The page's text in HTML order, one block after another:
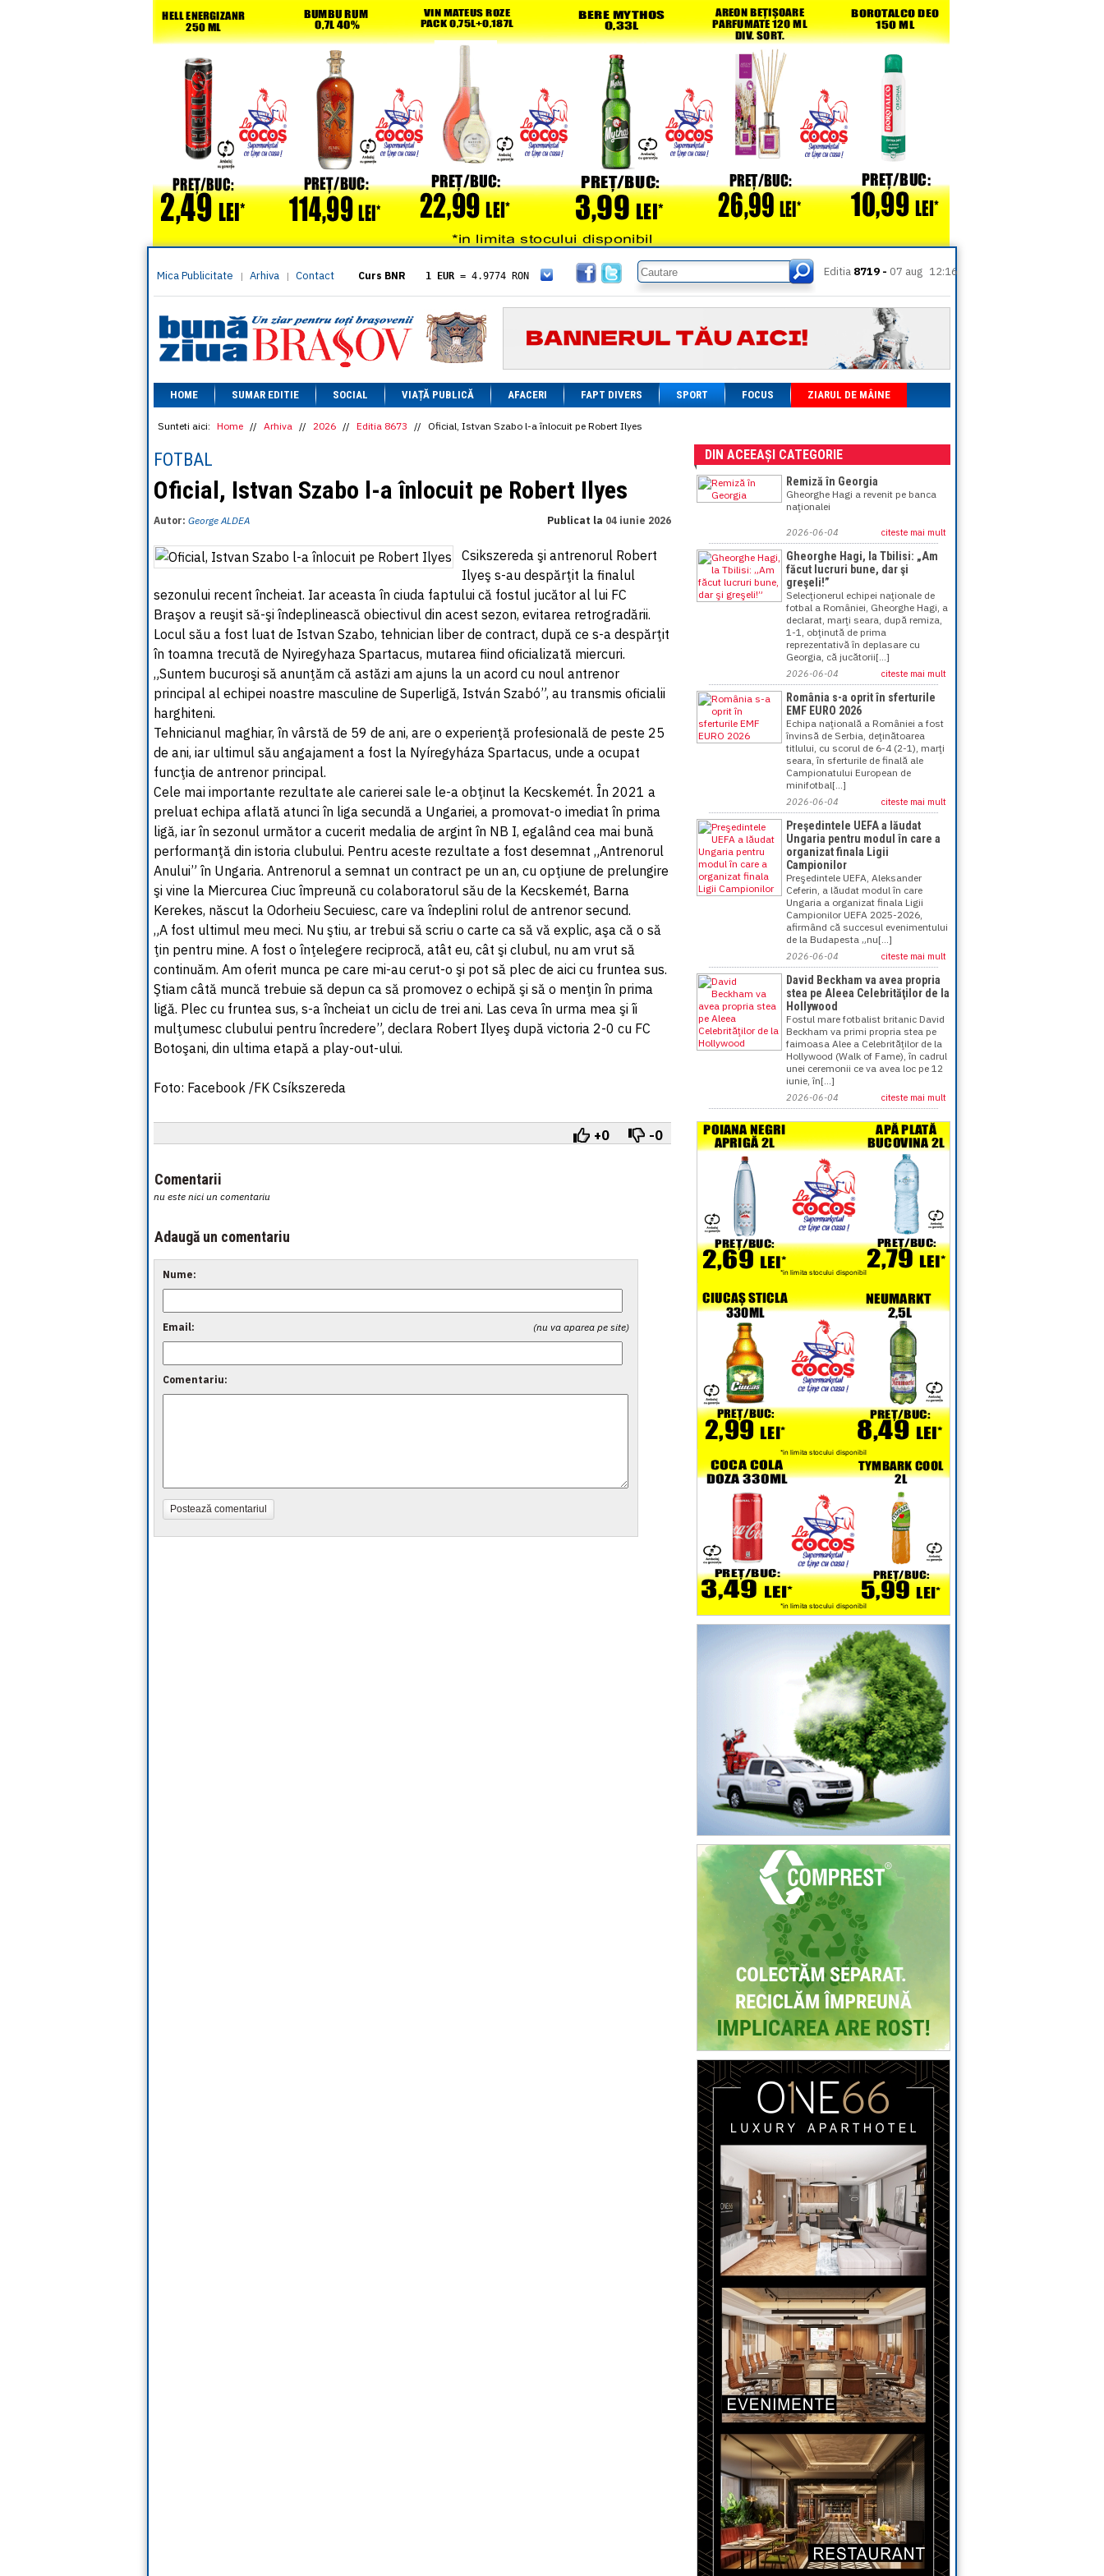
Mica Publicitate | Arhiva | Contact Curs BNR 1 EUR = 4.9774 RON
= 5.8304 RON
1 XAU= 464.4611 RON
1 AED= 1.1933 RON
1 AUD= 2.7957 RON
1 BGN= 2.5449 RON
1 CAD= 3.1559 RON
1 CHF= 5.2813 RON
1 CNY= 0.6015 RON
1 HUF= 1.2223 RON
1 INR= 0.0513 RON
1 MXN
= 0.2227 RON
1 NOK = 0.4191 RON
1 NZD
= 2.6097 RON
1 PLN= 1.1646 RON
1 RSD= 0.0425 RON
1 RUB= 0.0530 RON
= 0.4526 RON
1 TRY= 0.1141 RON
1 UAH= 0.1048 RON
1 XDR= 5.9383 RON
Editia 8719 - 07 aug 12:16
HOME SUMAR EDITIE SOCIAL VIAȚĂ PUBLICĂ AFACERI FAPT DIVERS SPORT FOCUS ZIARUL DE MÂINE
Sunteti aici: Home // Arhiva // 2026 // Editia 8673 // Oficial, Istvan Szabo l-a înlocuit pe Robert Ilyes
FOTBAL
Oficial, Istvan Szabo l-a înlocuit pe Robert Ilyes
Autor: George ALDEA Publicat la 04 iunie 2026
Csikszereda şi antrenorul Robert
Ilyeş s-au despărţit la finalul
sezonului recent încheiat. Iar aceasta în ciuda faptului că fostul jucător al lui FC
Braşov a reuşit să-şi îndeplinească obiectivul din acest sezon, evitarea retrogradării.
Locul său a fost luat de Istvan Szabo, tehnician liber de contract, după ce s-a despărţit
în toamna trecută de Nyiregyhaza Spartacus, mutarea fiind oficializată miercuri.
„Suntem bucuroşi să anunţăm că astăzi am ajuns la un acord cu noul antrenor
principal al echipei noastre masculine de Superligă, István Szabó”, au transmis oficialii
harghiteni.
Tehnicianul maghiar, în vârstă de 59 de ani, are o experienţă profesională de peste 25
de ani, iar ultimul său angajament a fost la Nyíregyháza Spartacus, unde a ocupat
funcţia de antrenor principal.
Cele mai importante rezultate ale carierei sale le-a obţinut la Kecskemét. În 2021 a
preluat echipa aflată atunci în liga secundă a Ungariei, a promovat-o imediat în prima
ligă, iar în sezonul următor a cucerit medalia de argint în NB I, egalând cea mai bună
performanţă din istoria clubului. Pentru aceste rezultate a fost desemnat „Antrenorul
Anului” în Ungaria. Antrenorul a semnat un contract pe un an, cu opţiune de prelungire
şi vine la Miercurea Ciuc împreună cu colaboratorul său de la Kecskemét, Barna
Kerekes, născut la Odorheiu Secuiesc, care va îndeplini rolul de antrenor secund.
„A fost ultimul meu meci. Nu ştiu, ar trebui să scriu o carte ca să vă explic, aşa că o să
ţin pentru mine. A fost o înţelegere reciprocă, atât eu, cât şi clubul, nu am vrut să
continuăm. Am oferit munca pe care mi-au cerut-o şi pot să plec de aici cu fruntea sus.
Ştiam câtă muncă trebuie să depun ca să promovez o echipă şi să o menţin în prima
ligă. Plec cu fruntea sus, s-a încheiat un ciclu de trei ani. Las ceva în urma mea şi îi
mulţumesc clubului pentru încredere”, declara Robert Ilyeş după victoria 2-0 cu FC
Botoşani, din ultima etapă a play-out-ului.
Foto: Facebook /FK Csíkszereda
+0 -0
Comentarii
nu este nici un comentariu
Adaugă un comentariu
Nume:
(nu va aparea pe site)
Email:
Comentariu:
Postează comentariul
DIN ACEEAȘI CATEGORIE
Remiză în Georgia
Gheorghe Hagi a revenit pe banca
naţionalei
2026-06-04 citeste mai mult
Gheorghe Hagi, la Tbilisi: „Am
făcut lucruri bune, dar şi
greşeli!”
Selecţionerul echipei naţionale de
fotbal a României, Gheorghe Hagi, a
declarat, marţi seara, după remiza,
1-1, obţinută de prima
reprezentativă în deplasare cu
Georgia, că jucătorii[...]
2026-06-04 citeste mai mult
România s-a oprit în sferturile
EMF EURO 2026
Echipa naţională a României a fost
învinsă de Serbia, deţinătoarea
titlului, cu scorul de 6-4 (2-1), marţi
seara, în sferturile de finală ale
Campionatului European de
minifotbal[...]
2026-06-04 citeste mai mult
Preşedintele UEFA a lăudat
Ungaria pentru modul în care a
organizat finala Ligii
Campionilor
Preşedintele UEFA, Aleksander
Ceferin, a lăudat modul în care
Ungaria a organizat finala Ligii
Campionilor UEFA 2025-2026,
afirmând că succesul evenimentului
de la Budapesta „nu[...]
2026-06-04 citeste mai mult
David Beckham va avea propria
stea pe Aleea Celebrităţilor de la
Hollywood
Fostul mare fotbalist britanic David
Beckham va primi propria stea pe
faimoasa Alee a Celebrităţilor de la
Hollywood (Walk of Fame), în cadrul
unei ceremonii ce va avea loc pe 12
iunie, în[...]
2026-06-04 citeste mai mult